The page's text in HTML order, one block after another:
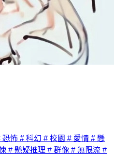
恐怖 # 科幻 # 校園 # 愛情 # 懸
# 懸疑推理 # 群像 # 無限流 #